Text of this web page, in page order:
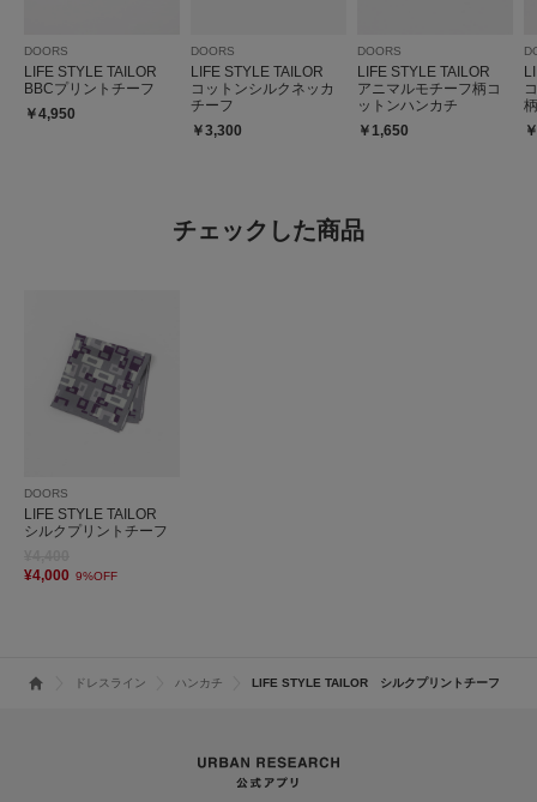
DOORS
LIFE STYLE TAILOR
BBCプリントチーフ
￥4,950
DOORS
LIFE STYLE TAILOR
コットンシルクネッカ
チーフ
￥3,300
DOORS
LIFE STYLE TAILOR
アニマルモチーフ柄コ
ットンハンカチ
￥1,650
チェックした商品
DOORS
LIFE STYLE TAILOR
シルクプリントチーフ
¥4,000 9%OFF
ドレスライン ハンカチ LIFE STYLE TAILOR シルクプリントチーフ